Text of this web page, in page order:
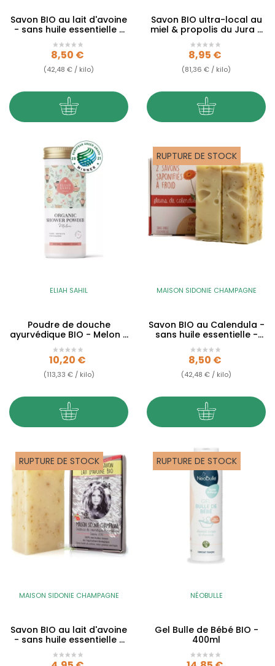
Savon BIO au lait d'avoine
- sans huile essentielle -
Prix
8,50 €
(42,48 € / kilo)
Savon BIO ultra-local au
miel & propolis du Jura -
sans huiles...
Prix
8,95 €
(81,36 € / kilo)
ELIAH SAHIL
Poudre de douche
ayurvédique BIO - Melon -
sans huile essentielle
Prix
10,20 €
(113,33 € / kilo)
RUPTURE DE STOCK
MAISON SIDONIE CHAMPAGNE
Savon BIO au Calendula -
sans huile essentielle -
Prix
8,50 €
(42,48 € / kilo)
RUPTURE DE STOCK
MAISON SIDONIE CHAMPAGNE
Savon BIO au lait d'avoine
- sans huile essentielle -
RUPTURE DE STOCK
NÉOBULLE
Gel Bulle de Bébé BIO -
400ml